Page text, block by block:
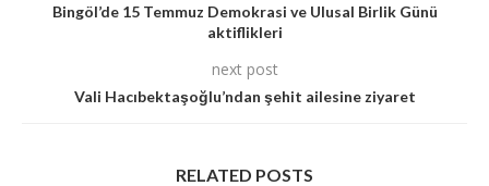
Bingöl’de 15 Temmuz Demokrasi ve Ulusal Birlik Günü
aktiflikleri
next post
Vali Hacıbektaşoğlu’ndan şehit ailesine ziyaret
RELATED POSTS